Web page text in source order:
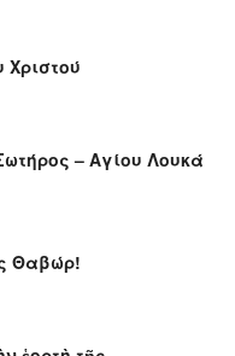
– Αγίου Λουκά
Θαβώρ!